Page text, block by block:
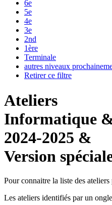
6e
5e
4e
3e
2nd
1ère
Terminale
autres niveaux
Retirer ce filtre
Ateliers
Informatique
2024-2025 &
Version
Pour connaitre la liste des
Les ateliers identifiés par un